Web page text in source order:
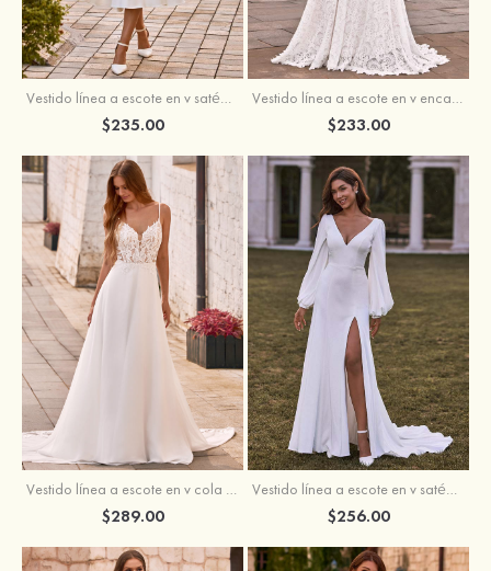
Vestido línea a escote en v satén hasta la tibia vestido de novia
$235.00
Vestido línea a escote en v encaje cola de barrido vestido de novia
$233.00
$289.00 $256.00